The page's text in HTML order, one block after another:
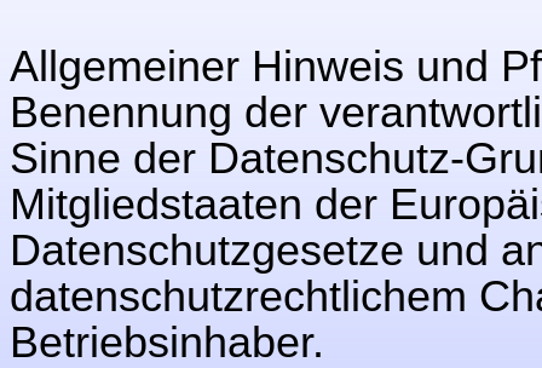
Allgemeiner Hinweis und
Benennung der
Sinne der Datenschutz-
Mitgliedstaaten der
Datenschutzgesetze und
datenschutzrechtlichem
Betriebsinhaber.